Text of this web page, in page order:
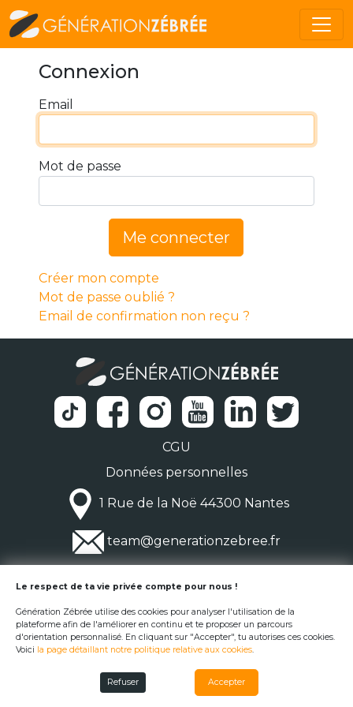
Connexion
Email
Mot de passe
Me connecter
Créer mon compte
Mot de passe oublié ?
Email de confirmation non reçu ?
CGU
Données personnelles
1 Rue de la Noë 44300 Nantes
team@generationzebree.fr
© Génération Zébrée 2026
Le respect de ta vie privée compte pour nous !
Génération Zébrée utilise des cookies pour analyser l'utilisation de la
plateforme afin de l'améliorer en continu et te proposer un parcours
d'orientation personnalisé. En cliquant sur "Accepter", tu autorises ces cookies.
Voici la page détaillant notre politique relative aux cookies.
Refuser Accepter